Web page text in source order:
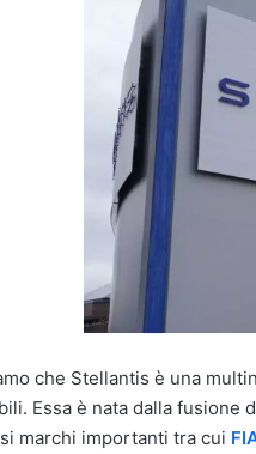
che Stellantis è una
Essa è nata dalla fusione
marchi importanti tra cui